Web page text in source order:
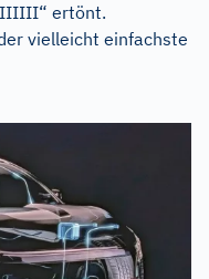
ertönt.
vielleicht einfachste